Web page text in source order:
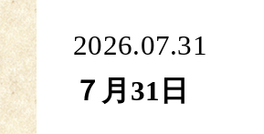
2026.07.31
７月31日